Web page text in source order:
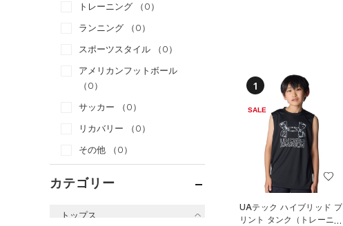
トレーニング
（0）
ランニング
（0）
スポーツスタイル
（0）
アメリカンフットボール
（0）
サッカー
（0）
リカバリー
（0）
その他
（0）
カテゴリー
トップス
1
SALE
UAテック ハイブリッド プ
リント タンク（トレーニン